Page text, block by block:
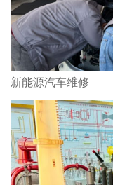
新能源汽车维修